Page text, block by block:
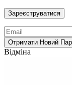
Відміна